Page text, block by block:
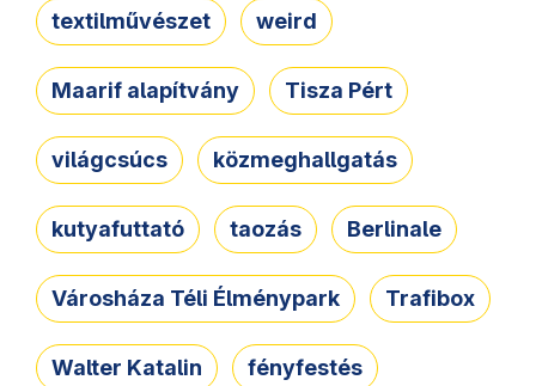
textilművészet weird
Maarif alapítvány Tisza Pért
világcsúcs közmeghallgatás
kutyafuttató taozás Berlinale
Városháza Téli Élménypark Trafibox
Walter Katalin fényfestés